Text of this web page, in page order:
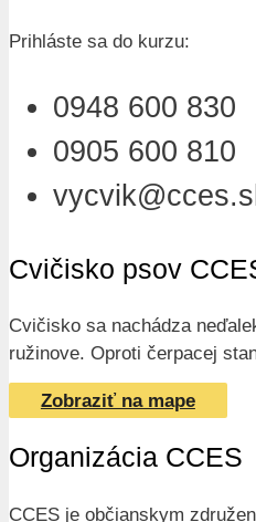
Prihláste sa do kurzu:
0948 600 830
0905 600 810
Cvičisko psov
Cvičisko sa nachádza
ružinove. Oproti čerpacej
Zobraziť na mape
Organizácia CCES
CCES je občianskym